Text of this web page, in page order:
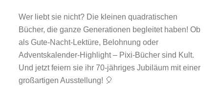
Wer liebt sie nicht? Die kleinen quadratischen
Bücher, die ganze Generationen begleitet haben! Ob
als Gute-Nacht-Lektüre, Belohnung oder
Adventskalender-Highlight – Pixi-Bücher sind Kult.
Und jetzt feiern sie ihr 70-jähriges Jubiläum mit einer
großartigen Ausstellung! 🎈